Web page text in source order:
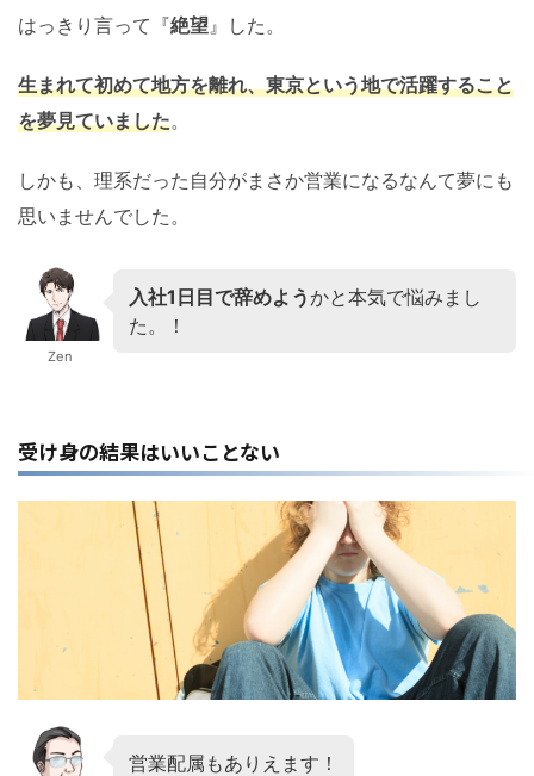
はっきり言って『絶望』した。
生まれて初めて地方を離れ、東京という地で活躍すること
を夢見ていました。
しかも、理系だった自分がまさか営業になるなんて夢にも
思いませんでした。
Zen
入社1日目で辞めようかと本気で悩みまし
た。！
受け身の結果はいいことない
営業配属もありえます！